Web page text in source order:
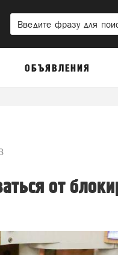
ОБЪЯВЛЕНИЯ
от